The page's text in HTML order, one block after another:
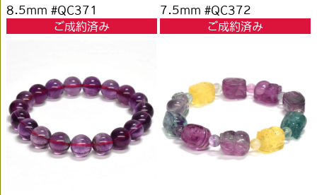
8.5mm #QC371
ご成約済み
7.5mm #QC372
ご成約済み